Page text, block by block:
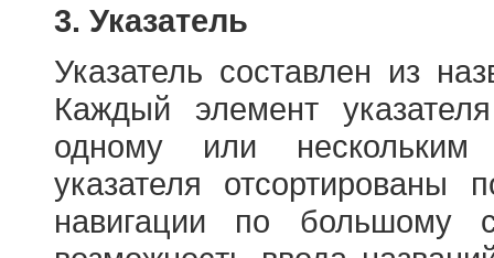
3. Указатель
Указатель составлен из
Каждый элемент
одному или
указателя отсортированы
навигации по большому